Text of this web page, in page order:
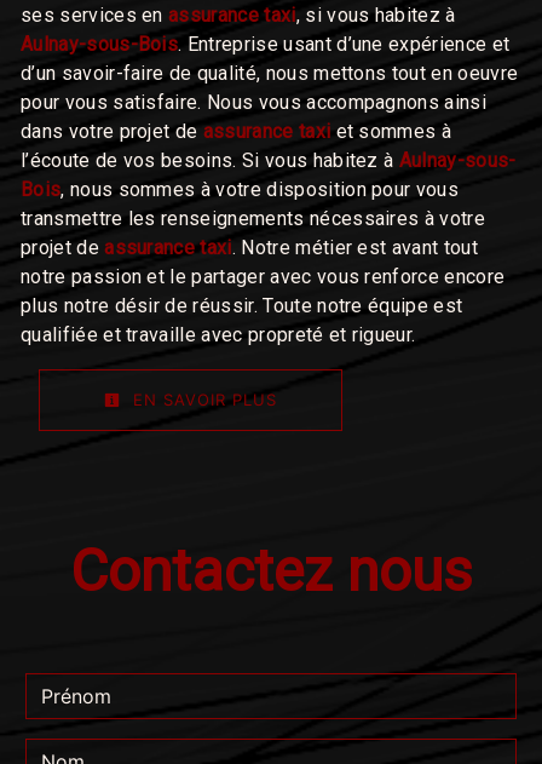
ses services enassurance taxi, si vous habitez à
Aulnay-sous-Bois. Entreprise usant d’une expérience et
d’un savoir-faire de qualité, nous mettons tout en oeuvre
pour vous satisfaire. Nous vous accompagnons ainsi
dans votre projet de assurance taxi et sommes à
l’écoute de vos besoins. Si vous habitez à Aulnay-sous-
Bois, nous sommes à votre disposition pour vous
transmettre les renseignements nécessaires à votre
projet deassurance taxi. Notre métier est avant tout
notre passion et le partager avec vous renforce encore
plus notre désir de réussir. Toute notre équipe est
qualifiée et travaille avec propreté et rigueur.
EN SAVOIR PLUS
Contactez nous